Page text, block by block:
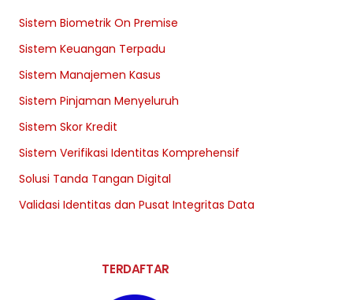
Sistem Biometrik On Premise
Sistem Keuangan Terpadu
Sistem Manajemen Kasus
Sistem Pinjaman Menyeluruh
Sistem Skor Kredit
Sistem Verifikasi Identitas Komprehensif
Solusi Tanda Tangan Digital
Validasi Identitas dan Pusat Integritas Data
TERDAFTAR